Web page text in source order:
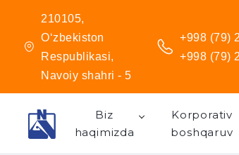
210105,
O‘zbekiston
Respublikasi,
Navoiy shahri - 5
+998 (79)
+998 (79)
Biz
haqimizda
Korporativ
boshqaruv